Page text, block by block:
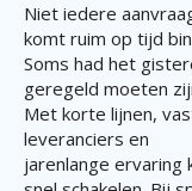
Niet iedere
komt ruim op tijd
Soms had het
geregeld moeten
Met korte lijnen,
leveranciers en
jarenlange ervaring